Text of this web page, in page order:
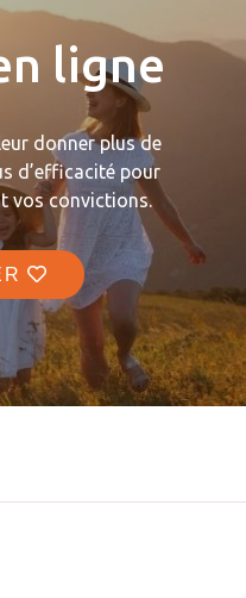
ligne
donner plus de
d’efficacité pour
vos convictions.